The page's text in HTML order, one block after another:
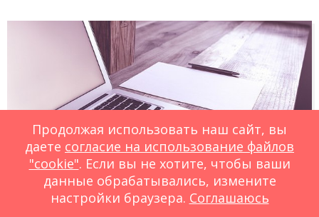
Как CRM борется с прогульщиками: лист
ожидания и подтверждение визитов
Продолжая использовать наш сайт, вы
даете согласие на использование файлов
"cookie". Если вы не хотите, чтобы ваши
данные обрабатывались, измените
настройки браузера. Соглашаюсь